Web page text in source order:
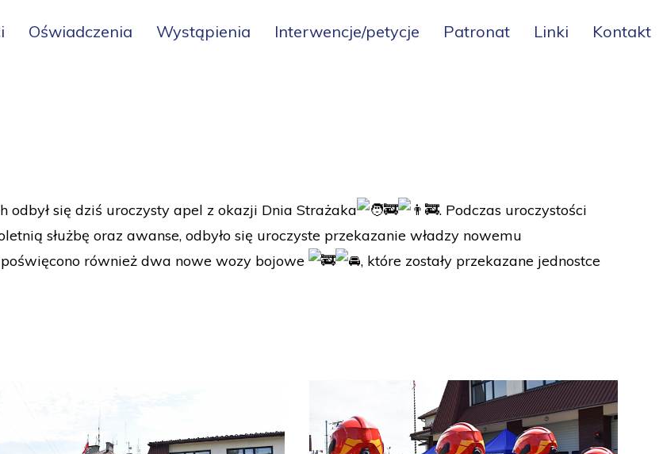
się dziś uroczysty apel z okazji Dnia Strażaka
. Podczas uroczystości
służbę oraz awanse, odbyło się uroczyste przekazanie władzy nowemu
również dwa nowe wozy bojowe
, które zostały przekazane jednostce
Oświadczenia Wystąpienia Interwencje/petycje Patronat Linki Kontakt